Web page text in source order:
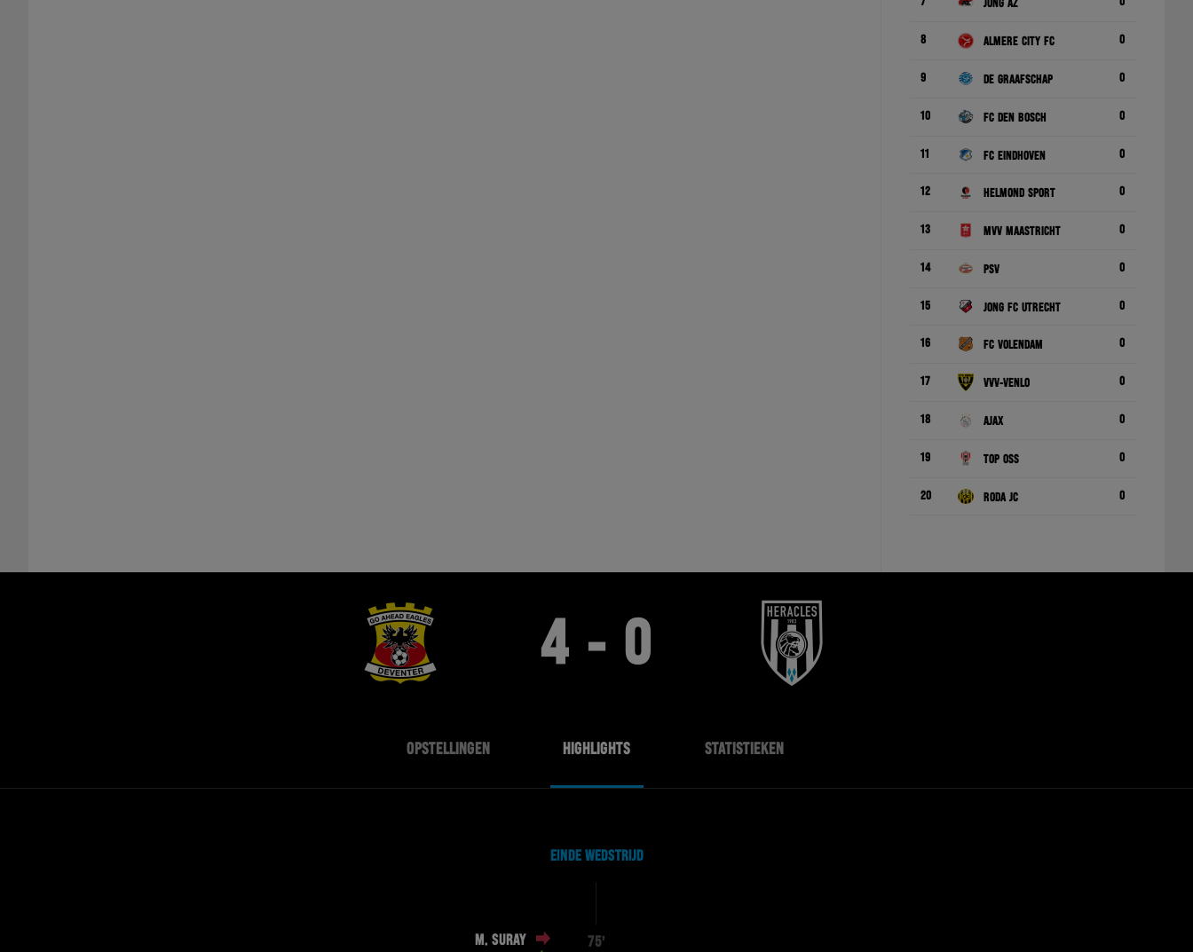
Jong AZ
8 Almere City FC 0
9 De Graafschap 0
10 FC Den Bosch 0
11 FC Eindhoven 0
12 Helmond Sport 0
13 MVV Maastricht 0
14 PSV 0
15 Jong FC Utrecht 0
16 FC Volendam 0
17 VVV-Venlo 0
18 Ajax 0
19 TOP Oss 0
20 Roda JC 0
4 - 0
OPSTELLINGEN HIGHLIGHTS STATISTIEKEN
EINDE WEDSTRIJD
M. SURAY
75'